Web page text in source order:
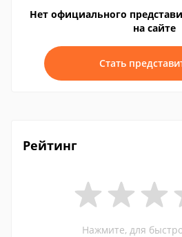
Нет официального
на сайте
Стать
Рейтинг
Нажмите, для